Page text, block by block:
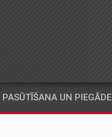
PASŪTĪŠANA UN PIEGĀDE